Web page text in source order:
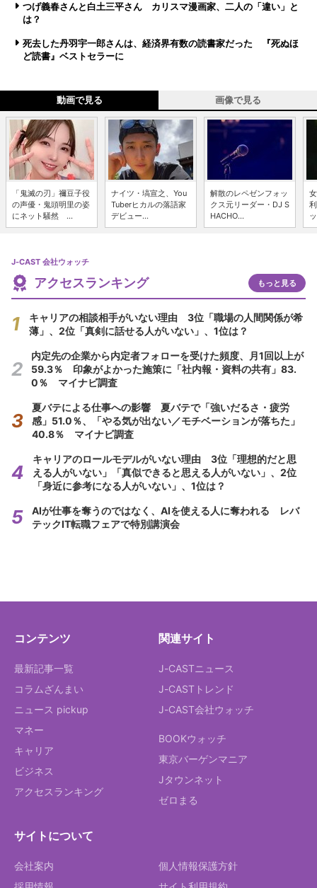
つげ義春さんと白土三平さん カリスマ漫画家、二人の「違い」と
は？
死去した丹羽宇一郎さんは、経済界有数の読書家だった 『死ぬほ
ど読書』ベストセラーに
動画で見る 画像で見る
「鬼滅の刃」禰豆子役
の声優・鬼頭明里の姿
にネット騒然 ...
ナイツ・塙宣之、You
Tuberヒカルの落語家
デビュー...
解散のレペゼンフォッ
クス元リーダー・DJ S
HACHO...
J-CAST 会社ウォッチ
アクセスランキング もっと見る
キャリアの相談相手がいない理由 3位「職場の人間関係が希
薄」、2位「真剣に話せる人がいない」、1位は？
内定先の企業から内定者フォローを受けた頻度、月1回以上が
59.3％ 印象がよかった施策に「社内報・資料の共有」83.
0％ マイナビ調査
夏バテによる仕事への影響 夏バテで「強いだるさ・疲労
感」51.0％、「やる気が出ない／モチベーションが落ちた」
40.8％ マイナビ調査
キャリアのロールモデルがいない理由 3位「理想的だと思
える人がいない」「真似できると思える人がいない」、2位
「身近に参考になる人がいない」、1位は？
AIが仕事を奪うのではなく、AIを使える人に奪われる レバ
テックIT転職フェアで特別講演会
コンテンツ
最新記事一覧
コラムざんまい
ニュース pickup
マネー
キャリア
ビジネス
アクセスランキング
関連サイト
J-CASTニュース
J-CASTトレンド
J-CAST会社ウォッチ
BOOKウォッチ
東京バーゲンマニア
Jタウンネット
ゼロまる
サイトについて
会社案内
個人情報保護方針